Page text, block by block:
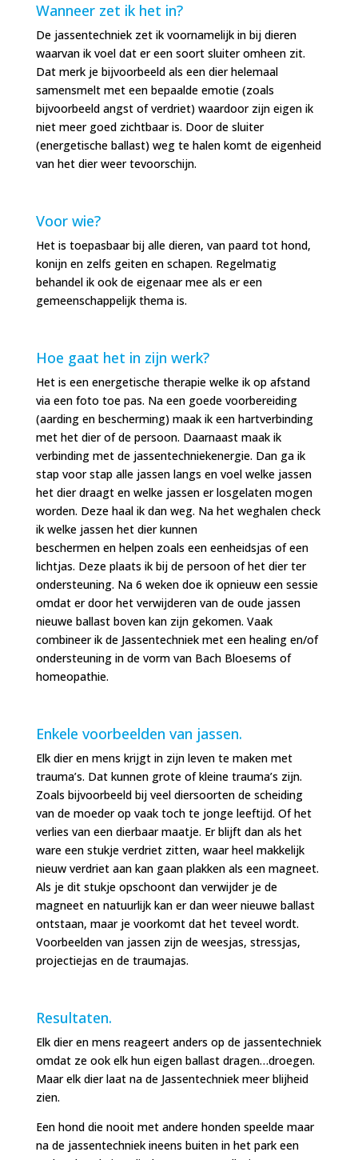
Wanneer zet ik het in?
De jassentechniek zet ik voornamelijk in bij dieren
waarvan ik voel dat er een soort sluiter omheen zit.
Dat merk je bijvoorbeeld als een dier helemaal
samensmelt met een bepaalde emotie (zoals
bijvoorbeeld angst of verdriet) waardoor zijn eigen ik
niet meer goed zichtbaar is. Door de sluiter
(energetische ballast) weg te halen komt de eigenheid
van het dier weer tevoorschijn.
Voor wie?
Het is toepasbaar bij alle dieren, van paard tot hond,
konijn en zelfs geiten en schapen. Regelmatig
behandel ik ook de eigenaar mee als er een
gemeenschappelijk thema is.
Hoe gaat het in zijn werk?
Het is een energetische therapie welke ik op afstand
via een foto toe pas. Na een goede voorbereiding
(aarding en bescherming) maak ik een hartverbinding
met het dier of de persoon. Daarnaast maak ik
verbinding met de jassentechniekenergie. Dan ga ik
stap voor stap alle jassen langs en voel welke jassen
het dier draagt en welke jassen er losgelaten mogen
worden. Deze haal ik dan weg. Na het weghalen check
ik welke jassen het dier kunnen
beschermen en helpen zoals een eenheidsjas of een
lichtjas. Deze plaats ik bij de persoon of het dier ter
ondersteuning. Na 6 weken doe ik opnieuw een sessie
omdat er door het verwijderen van de oude jassen
nieuwe ballast boven kan zijn gekomen. Vaak
combineer ik de Jassentechniek met een healing en/of
ondersteuning in de vorm van Bach Bloesems of
homeopathie.
Enkele voorbeelden van jassen.
Elk dier en mens krijgt in zijn leven te maken met
trauma’s. Dat kunnen grote of kleine trauma’s zijn.
Zoals bijvoorbeeld bij veel diersoorten de scheiding
van de moeder op vaak toch te jonge leeftijd. Of het
verlies van een dierbaar maatje. Er blijft dan als het
ware een stukje verdriet zitten, waar heel makkelijk
nieuw verdriet aan kan gaan plakken als een magneet.
Als je dit stukje opschoont dan verwijder je de
magneet en natuurlijk kan er dan weer nieuwe ballast
ontstaan, maar je voorkomt dat het teveel wordt.
Voorbeelden van jassen zijn de weesjas, stressjas,
projectiejas en de traumajas.
Resultaten.
Elk dier en mens reageert anders op de jassentechniek
omdat ze ook elk hun eigen ballast dragen…droegen.
Maar elk dier laat na de Jassentechniek meer blijheid
zien.
Een hond die nooit met andere honden speelde maar
na de jassentechniek ineens buiten in het park een